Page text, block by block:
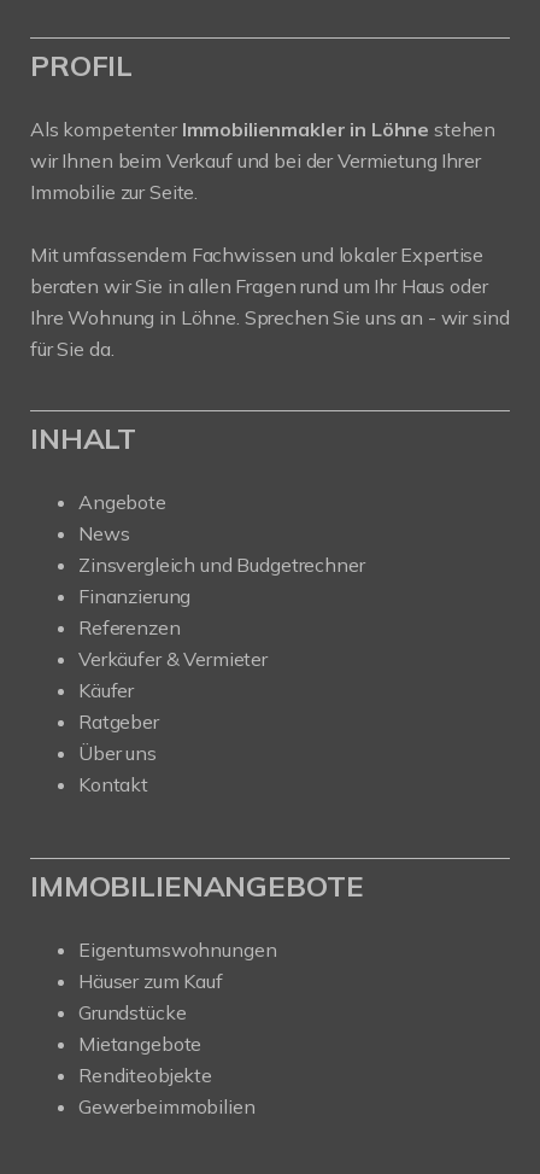
PROFIL
Als kompetenter Immobilienmakler in Löhne stehen
wir Ihnen beim Verkauf und bei der Vermietung Ihrer
Immobilie zur Seite.
Mit umfassendem Fachwissen und lokaler Expertise
beraten wir Sie in allen Fragen rund um Ihr Haus oder
Ihre Wohnung in Löhne. Sprechen Sie uns an - wir sind
für Sie da.
INHALT
Angebote
News
Zinsvergleich und Budgetrechner
Finanzierung
Referenzen
Verkäufer & Vermieter
Käufer
Ratgeber
Über uns
Kontakt
IMMOBILIENANGEBOTE
Eigentumswohnungen
Häuser zum Kauf
Grundstücke
Mietangebote
Renditeobjekte
Gewerbeimmobilien